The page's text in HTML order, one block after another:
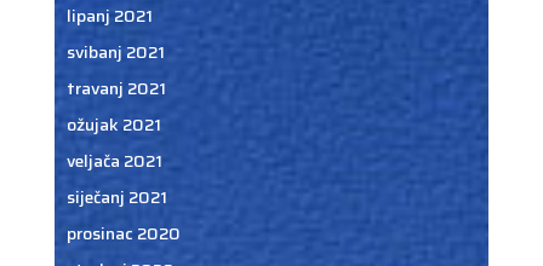
lipanj 2021
svibanj 2021
travanj 2021
ožujak 2021
veljača 2021
siječanj 2021
prosinac 2020